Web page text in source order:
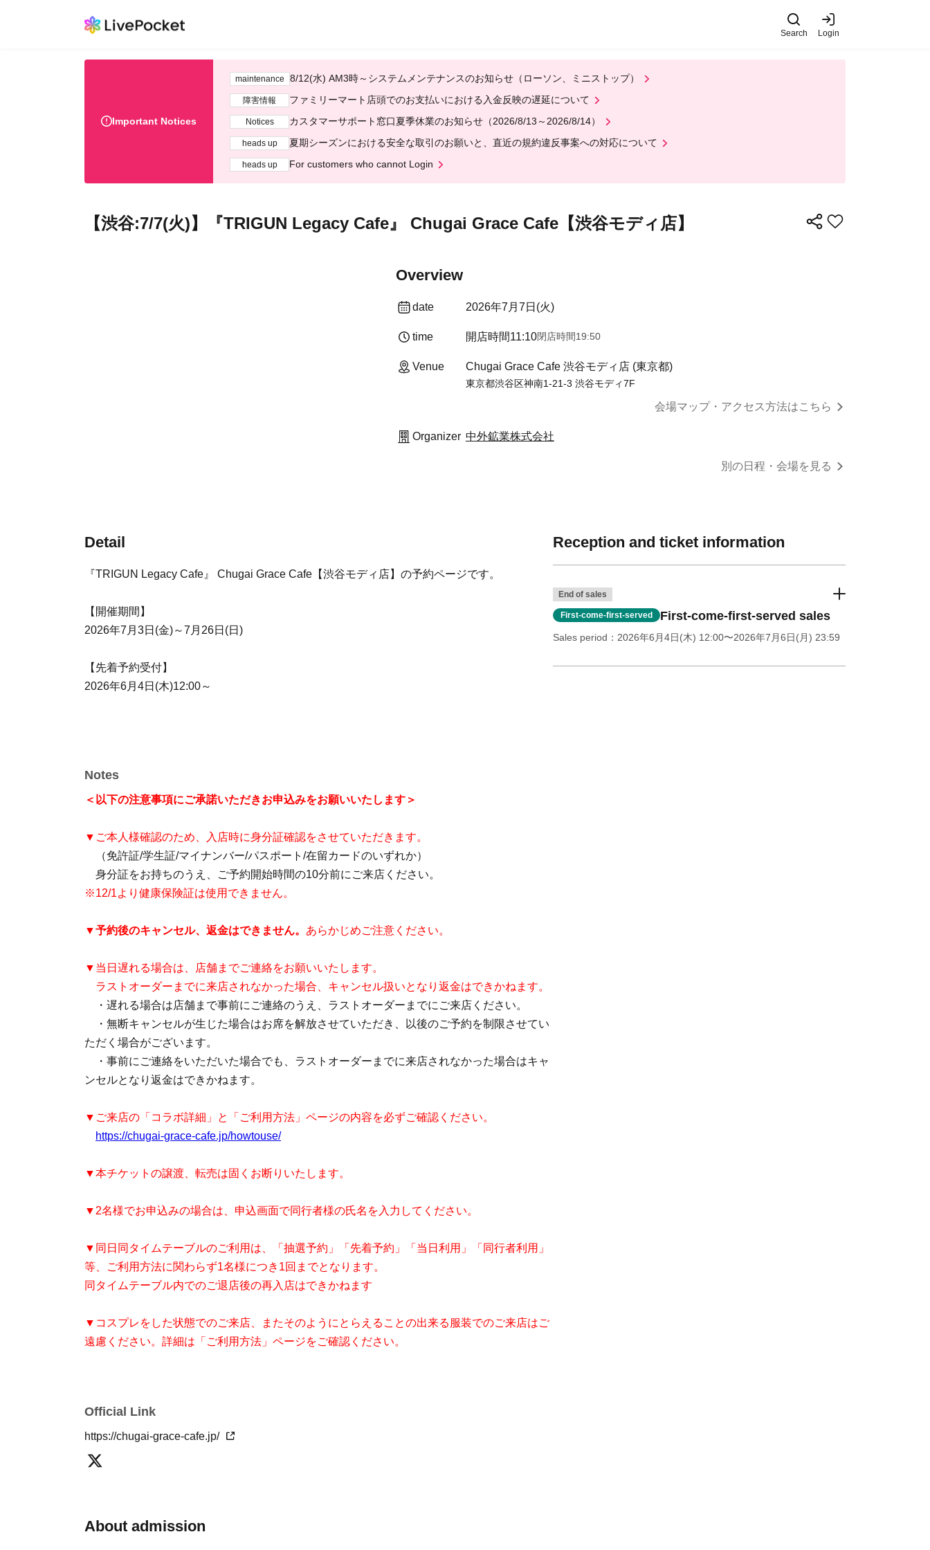
Search Login
Important Notices
maintenance 8/12(水) AM3時～システムメンテナンスのお知らせ（ローソン、ミニストップ）
障害情報 ファミリーマート店頭でのお支払いにおける入金反映の遅延について
Notices カスタマーサポート窓口夏季休業のお知らせ（2026/8/13～2026/8/14）
heads up 夏期シーズンにおける安全な取引のお願いと、直近の規約違反事案への対応について
heads up For customers who cannot Login
【渋谷:7/7(火)】『TRIGUN Legacy Cafe』 Chugai Grace Cafe【渋谷モディ店】
Overview
date 2026年7月7日(火)
time 開店時間11:10閉店時間19:50
Venue Chugai Grace Cafe 渋谷モディ店 (東京都)
東京都渋谷区神南1-21-3 渋谷モディ7F
会場マップ・アクセス方法はこちら
Organizer 中外鉱業株式会社
別の日程・会場を見る
Detail
『TRIGUN Legacy Cafe』 Chugai Grace Cafe【渋谷モディ店】の予約ページです。
【開催期間】
2026年7月3日(金)～7月26日(日)
【先着予約受付】
2026年6月4日(木)12:00～
Notes
＜以下の注意事項にご承諾いただきお申込みをお願いいたします＞
▼ご本人様確認のため、入店時に身分証確認をさせていただきます。
（免許証/学生証/マイナンバー/パスポート/在留カードのいずれか）
身分証をお持ちのうえ、ご予約開始時間の10分前にご来店ください。
※12/1より健康保険証は使用できません。
▼予約後のキャンセル、返金はできません。 あらかじめご注意ください。
▼当日遅れる場合は、店舗までご連絡をお願いいたします。
ラストオーダーまでに来店されなかった場合、キャンセル扱いとなり返金はできかねます。
・遅れる場合は店舗まで事前にご連絡のうえ、ラストオーダーまでにご来店ください。
・無断キャンセルが生じた場合はお席を解放させていただき、以後のご予約を制限させてい
ただく場合がございます。
・事前にご連絡をいただいた場合でも、ラストオーダーまでに来店されなかった場合はキャ
ンセルとなり返金はできかねます。
▼ご来店の「コラボ詳細」と「ご利用方法」ページの内容を必ずご確認ください。
https://chugai-grace-cafe.jp/howtouse/
▼本チケットの譲渡、転売は固くお断りいたします。
▼2名様でお申込みの場合は、申込画面で同行者様の氏名を入力してください。
▼同日同タイムテーブルのご利用は、「抽選予約」「先着予約」「当日利用」「同行者利用」
等、ご利用方法に関わらず1名様につき1回までとなります。
同タイムテーブル内でのご退店後の再入店はできかねます
▼コスプレをした状態でのご来店、またそのようにとらえることの出来る服装でのご来店はご
遠慮ください。詳細は「ご利用方法」ページをご確認ください。
・チケット代金分の飲食クーポンとして店内でご利用いただけます（システム利用料、手数料
を除く）
・システム利用料、手数料はお客様負担となります。
きません。
Official Link
https://chugai-grace-cafe.jp/
About admission
Reception and ticket information
End of sales
First-come-first-served First-come-first-served sales
Sales period 2026年6月4日(木) 12:00〜2026年7月6日(月) 23:59